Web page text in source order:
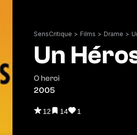
SensCritique > Films > Drame >
Un
O heroi
2005
12 14 1